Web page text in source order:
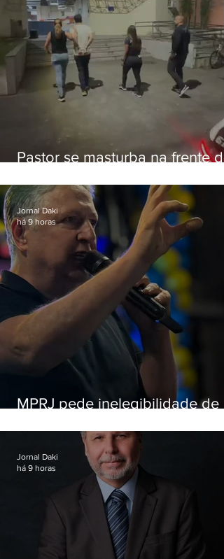
Pastor se masturba na frente de
MPRJ pede inelegibilidade de
Jornal Daki
há 9 horas
Jornal Daki
há 9 horas